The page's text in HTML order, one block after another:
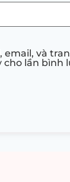
email, và
lần bình